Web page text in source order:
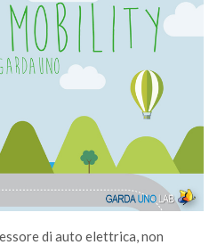
di auto elettrica, non